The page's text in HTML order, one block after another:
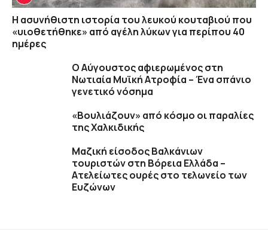
Η ασυνήθιστη ιστορία του λευκού κουταβιού που
«υιοθετήθηκε» από αγέλη λύκων για περίπου 40
ημέρες
Ο Αύγουστος αφιερωμένος στη
Νωτιαία Μυϊκή Ατροφία – Ένα σπάνιο
γενετικό νόσημα
«Βουλιάζουν» από κόσμο οι παραλίες
της Χαλκιδικής
Μαζική είσοδος Βαλκάνιων
τουριστών στη Βόρεια Ελλάδα –
Ατελείωτες ουρές στο τελωνείο των
Ευζώνων